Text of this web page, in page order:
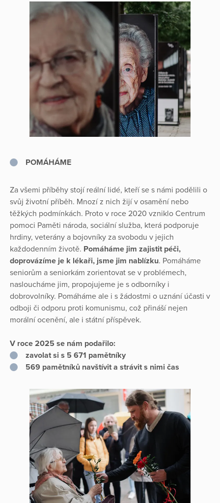
POMÁHÁME
Za všemi příběhy stojí reální lidé, kteří se s námi podělili o
svůj životní příběh. Mnozí z nich žijí v osamění nebo
těžkých podmínkách. Proto v roce 2020 vzniklo Centrum
pomoci Paměti národa, sociální služba, která podporuje
hrdiny, veterány a bojovníky za svobodu v jejich
každodenním životě. Pomáháme jim zajistit péči,
doprovázíme je k lékaři, jsme jim nablízku. Pomáháme
seniorům a seniorkám zorientovat se v problémech,
nasloucháme jim, propojujeme je s odborníky i
dobrovolníky. Pomáháme ale i s žádostmi o uznání účasti v
odboji či odporu proti komunismu, což přináší nejen
morální ocenění, ale i státní příspěvek.
V roce 2025 se nám podařilo:
zavolat si s 5 671 pamětníky
569 pamětníků navštívit a strávit s nimi čas